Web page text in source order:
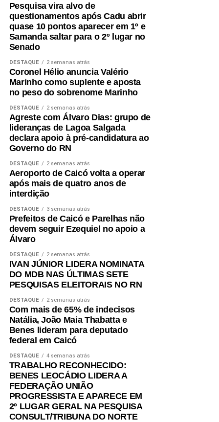
Participaram dos pronunciamentos os deputados
Cristiane Dantas (PSDB), Coronel Azevedo (PL),
Hermano Morais (MDB) e Divaneide Basílio (PT).
executiva de Relações Institucionais e com Mercado da
FIERN, Ana Adalgisa Dias Paulino, o assessor técnico do
Observatório da Indústria, Pedro Albuquerque, o
procurador-geral da Assembleia Legislativa, Renato
Guerra, e Sérgio Freire, assessor jurídico da FIERN.
Durante a reunião, os participantes destacaram a
importância da aproximação permanente entre o Poder
soluções que favoreçam o ambiente de negócios, a
geração de emprego e renda e a atração de novos
investimentos.
O presidente Roberto Serquiz destacou a agenda de
desenvolvimento proposta pela FIERN que aponta para
iniciativas nas áreas de infraestrutura e regulatória com o
objetivo de incentivar o crescimento da indústria.
“O RN tem um enorme potencial para transformar as suas
riquezas, de forma sustentável, em oportunidade e renda
para o nosso povo e isso passa pelo fortalecimento da
indústria”, disse o presidente da FIERN.
Pesquisa vira alvo de
questionamentos após Cadu abrir
quase 10 pontos aparecer em 1º e
Samanda saltar para o 2º lugar no
Senado
DESTAQUE 2 semanas atrás
Coronel Hélio anuncia Valério
Marinho como suplente e aposta
no peso do sobrenome Marinho
DESTAQUE 2 semanas atrás
Agreste com Álvaro Dias: grupo de
lideranças de Lagoa Salgada
declara apoio à pré-candidatura ao
Governo do RN
DESTAQUE 2 semanas atrás
Aeroporto de Caicó volta a operar
após mais de quatro anos de
interdição
DESTAQUE 3 semanas atrás
Prefeitos de Caicó e Parelhas não
devem seguir Ezequiel no apoio a
Álvaro
DESTAQUE 2 semanas atrás
IVAN JÚNIOR LIDERA NOMINATA
DO MDB NAS ÚLTIMAS SETE
PESQUISAS ELEITORAIS NO RN
DESTAQUE 2 semanas atrás
Com mais de 65% de indecisos
Natália, João Maia Thabatta e
Benes lideram para deputado
federal em Caicó
DESTAQUE 4 semanas atrás
TRABALHO RECONHECIDO:
BENES LEOCÁDIO LIDERA A
FEDERAÇÃO UNIÃO
PROGRESSISTA E APARECE EM
2º LUGAR GERAL NA PESQUISA
CONSULT/TRIBUNA DO NORTE